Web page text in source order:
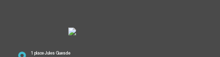
1 place Jules Guesde